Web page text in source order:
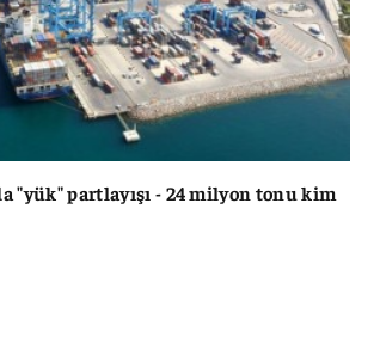
"yük" partlayışı - 24 milyon tonu kim